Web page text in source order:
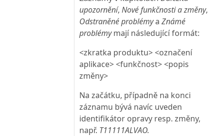
upozornění, Nové funkčnosti a změny,
Odstraněné problémya Známé
problémymají následující formát:
<zkratka produktu> <označení
aplikace> <funkčnost> <popis
změny>
Na začátku, případně na konci
záznamu bývá navíc uveden
identifikátor opravy resp. změny,
např. T11111ALVAO.